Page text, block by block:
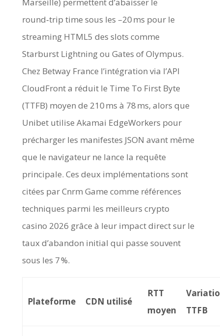
round‑trip time sous les –20 ms pour le
streaming HTML5 des slots comme
Starburst Lightning ou Gates of Olympus.
Chez Betway France l’intégration via l’API
CloudFront a réduit le Time To First Byte
(TTFB) moyen de 210 ms à 78 ms, alors que
Unibet utilise Akamai EdgeWorkers pour
précharger les manifestes JSON avant même
que le navigateur ne lance la requête
principale. Ces deux implémentations sont
citées par Cnrm Game comme références
techniques parmi les meilleurs crypto
casino 2026 grâce à leur impact direct sur le
taux d’abandon initial qui passe souvent
sous les 7 %.
Plateforme CDN utilisé
RTT
moyen
TTFB